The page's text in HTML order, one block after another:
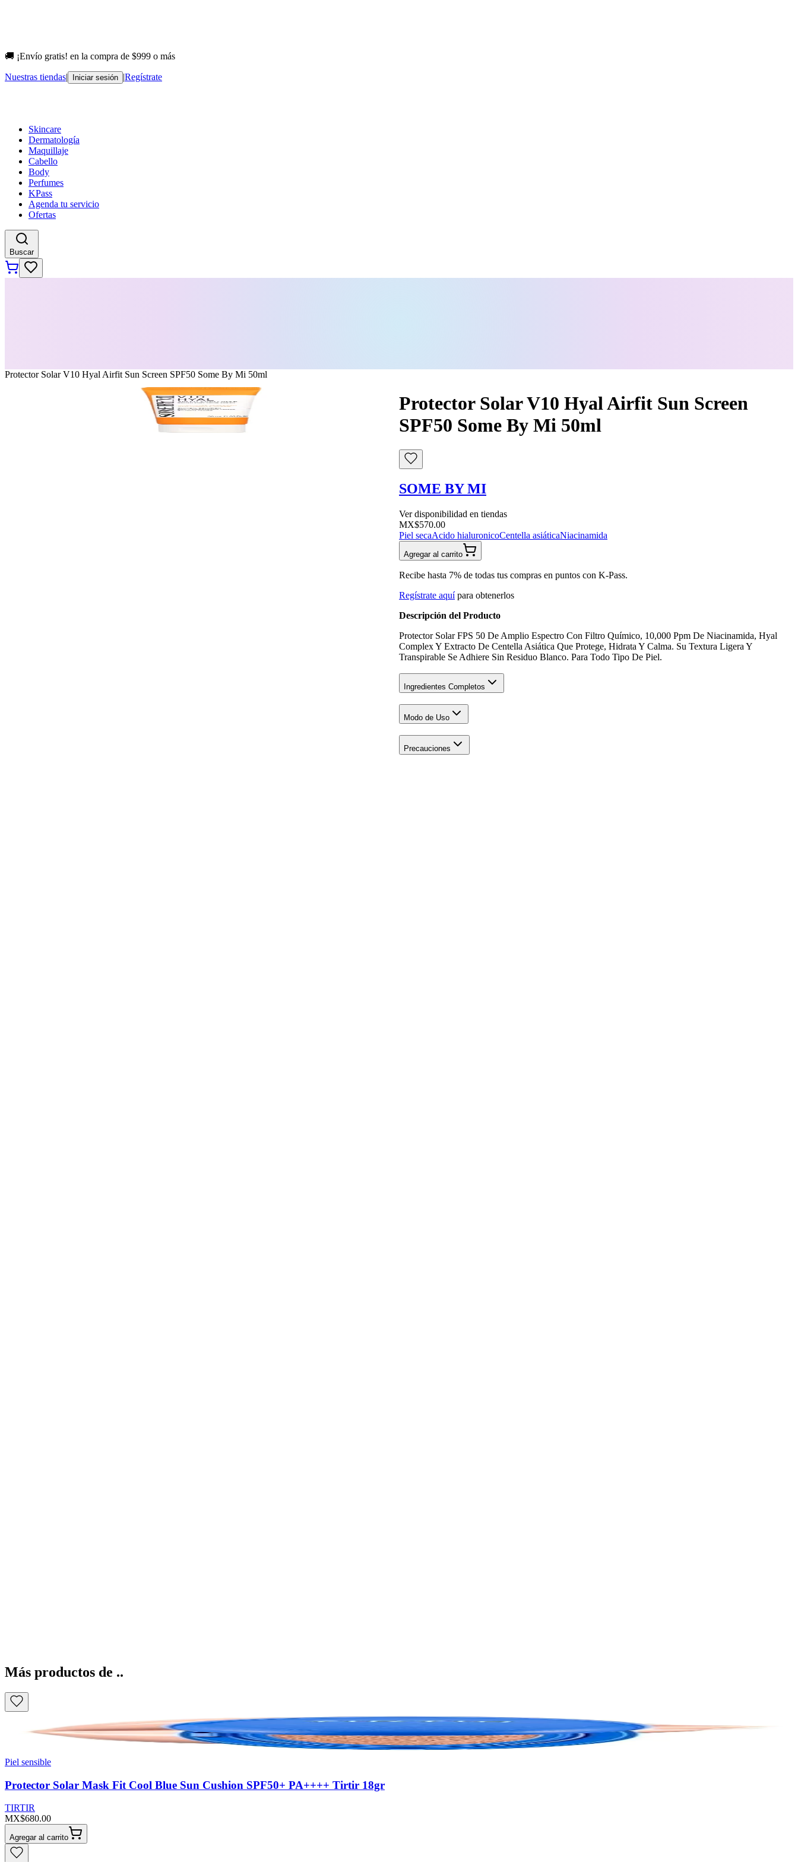
🚚 ¡Envío gratis! en la compra de $999 o más
Nuestras tiendas| Iniciar sesión |Regístrate
Skincare
Dermatología
Maquillaje
Cabello
Body
Perfumes
KPass
Agenda tu servicio
Ofertas
Buscar
Protector Solar V10 Hyal Airfit Sun Screen SPF50 Some By Mi 50ml
Protector Solar V10 Hyal Airfit Sun Screen
SPF50 Some By Mi 50ml
SOME BY MI
Ver disponibilidad en tiendas
MX$570.00
Piel secaAcido hialuronicoCentella asiáticaNiacinamida
Agregar al carrito
Recibe hasta 7% de todas tus compras en puntos con K-Pass.
Regístrate aquí para obtenerlos
Descripción del Producto
Protector Solar FPS 50 De Amplio Espectro Con Filtro Químico, 10,000 Ppm De Niacinamida, Hyal
Complex Y Extracto De Centella Asiática Que Protege, Hidrata Y Calma. Su Textura Ligera Y
Transpirable Se Adhiere Sin Residuo Blanco. Para Todo Tipo De Piel.
Ingredientes Completos
Modo de Uso
Precauciones
Más productos de ..
Piel sensible
Protector Solar Mask Fit Cool Blue Sun Cushion SPF50+ PA++++ Tirtir 18gr
TIRTIR
MX$680.00
Agregar al carrito